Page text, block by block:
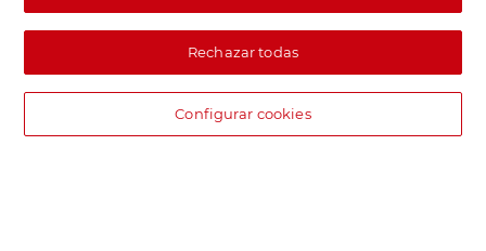
Rechazar todas
Configurar cookies